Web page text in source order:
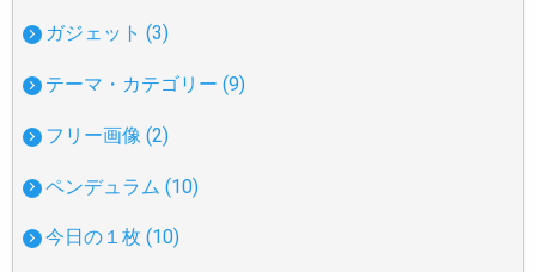
ガジェット (3)
テーマ・カテゴリー (9)
フリー画像 (2)
ペンデュラム (10)
今日の１枚 (10)